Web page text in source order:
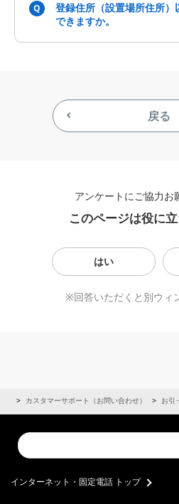
Q
登録住所（設置場所住所
できますか。
戻る
アンケートにご協力お
このページは役に
はい
※回答いただくと別ウィ
カスタマーサポート（お問い合わせ） お引
Conduct
a
インターネット・固定電話 トップ